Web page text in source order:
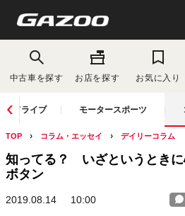
中古車を探す お店を探す お気に入り
ドライブ モータースポーツ
TOP コラム・エッセイ デイリーコラム
知ってる？ いざというとき
ボタン
2019.08.14 10:00